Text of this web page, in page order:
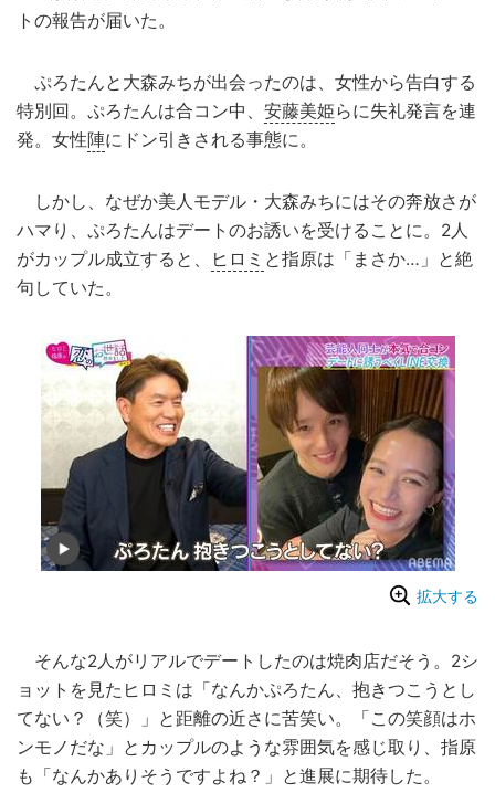
トの報告が届いた。
ぷろたんと大森みちが出会ったのは、女性から告白する
特別回。ぷろたんは合コン中、 安藤美姫らに失礼発言を連
発。女性陣にドン引きされる事態に。
しかし、なぜか美人モデル・大森みちにはその奔放さが
ハマり、ぷろたんはデートのお誘いを受けることに。2人
がカップル成立すると、
ヒロミ と指原は「まさか…」と絶
句していた。
拡大する
そんな2人がリアルでデートしたのは焼肉店だそう。2シ
ョットを見たヒロミは「なんかぷろたん、抱きつこうとし
てない？（笑）」と距離の近さに苦笑い。「この笑顔はホ
ンモノだな」とカップルのような雰囲気を感じ取り、指原
も「なんかありそうですよね？」と進展に期待した。